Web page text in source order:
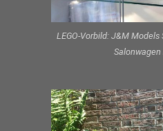
LEGO-Vorbild: J&M
Salonwagen